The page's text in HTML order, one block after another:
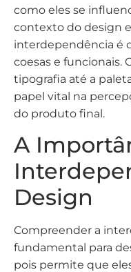
como eles se
contexto do design
interdependência é
coesas e funcionais.
tipografia até a
papel vital na
do produto final.
A
Design
Compreender a
fundamental para
pois permite que